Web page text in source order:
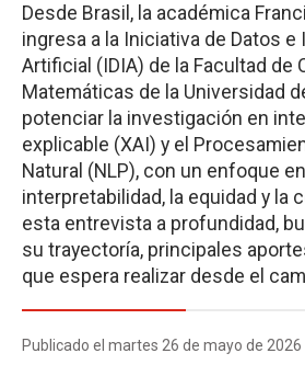
Desde Brasil, la académica
ingresa a la Iniciativa de Datos e
Artificial (IDIA) de la Facultad de
Matemáticas de la Universidad
potenciar la investigación en
explicable (XAI) y el
Natural (NLP), con un enfoque
interpretabilidad, la equidad y la
esta entrevista a profundidad,
su trayectoría, principales
que espera realizar desde el
Publicado el martes 26 de mayo de 2026